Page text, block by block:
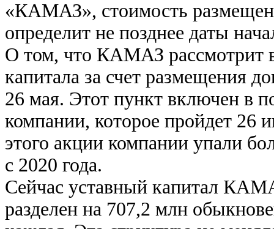
«КАМАЗ», стоимость
определит не позднее даты
О том, что КАМАЗ рассмотрит
капитала за счет размещения
26 мая. Этот пункт включен в
компании, которое пройдет
этого акции компании упали
с 2020 года.
Сейчас уставный капитал
разделен на 707,2 млн